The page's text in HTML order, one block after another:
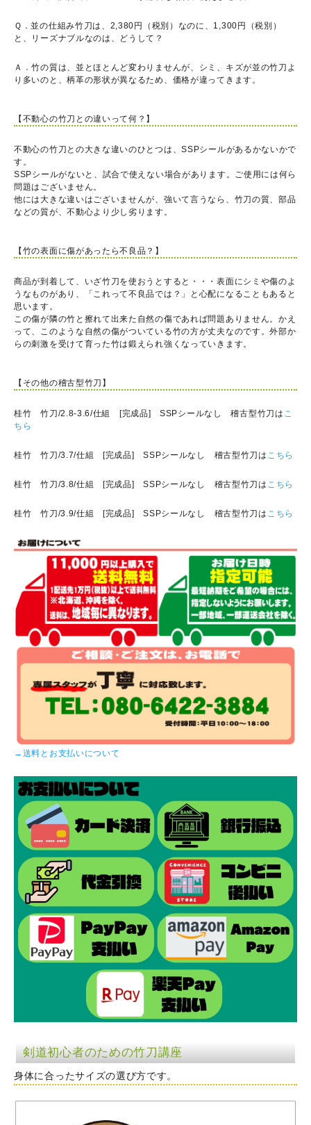
Ｑ．並の仕組み竹刀は、2,380円（税別）なのに、1,300円（税別）
と、リーズナブルなのは、どうして？
Ａ．竹の質は、並とほとんど変わりませんが、シミ、キズが並の竹刀よ
り多いのと、柄革の形状が異なるため、価格が違ってきます。
【不動心の竹刀との違いって何？】
不動心の竹刀との大きな違いのひとつは、SSPシールがあるかないかで
す。
SSPシールがないと、試合で使えない場合があります。ご使用には何ら
問題はございません。
他には大きな違いはございませんが、強いて言うなら、竹刀の質、部品
などの質が、不動心より少し劣ります。
【竹の表面に傷があったら不良品？】
商品が到着して、いざ竹刀を使おうとすると・・・表面にシミや傷のよ
うなものがあり、「これって不良品では？」と心配になることもあると
思います。
この傷が隣の竹と擦れて出来た自然の傷であれば問題ありません。かえ
って、このような自然の傷がついている竹の方が丈夫なのです。外部か
らの刺激を受けて育った竹は鍛えられ強くなっていきます。
【その他の稽古型竹刀】
桂竹 竹刀/2.8-3.6/仕組 [完成品] SSPシールなし 稽古型竹刀は こ
ちら
桂竹 竹刀/3.7/仕組 [完成品] SSPシールなし 稽古型竹刀は こちら
桂竹 竹刀/3.8/仕組 [完成品] SSPシールなし 稽古型竹刀は こちら
桂竹 竹刀/3.9/仕組 [完成品] SSPシールなし 稽古型竹刀は こちら
→送料とお支払いについて
剣道初心者のための竹刀講座
身体に合ったサイズの選び方です。